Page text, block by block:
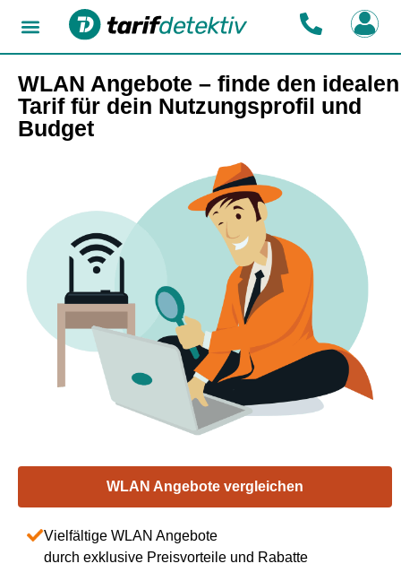
WLAN Angebote – finde den idealen
Tarif für dein Nutzungsprofil und
Budget
WLAN Angebote vergleichen
Vielfältige WLAN Angebote
durch exklusive Preisvorteile und Rabatte